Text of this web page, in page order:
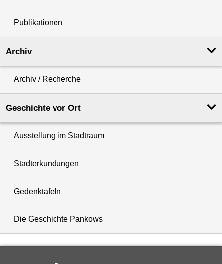
Publikationen
Archiv
Archiv / Recherche
Geschichte vor Ort
Ausstellung im Stadtraum
Stadterkundungen
Gedenktafeln
Die Geschichte Pankows